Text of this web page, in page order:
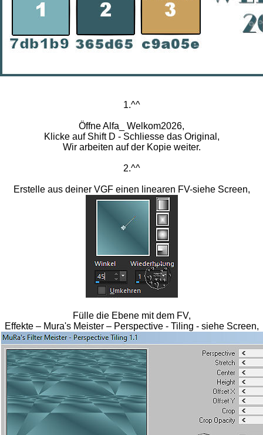
1.^^
Öffne Alfa_ Welkom2026,
Klicke auf Shift D - Schliesse das Original,
Wir arbeiten auf der Kopie weiter.
2.^^
Erstelle aus deiner VGF einen linearen FV-siehe Screen,
Fülle die Ebene mit dem FV,
Effekte – Mura's Meister – Perspective - Tiling - siehe Screen,